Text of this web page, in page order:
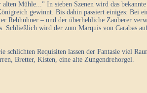
Mühle..." In sieben Szenen wird das
gewinnt. Bis dahin passiert einiges: Bei
Rebhühner – und der überhebliche Zauberer
Schließlich wird der zum Marquis von Carabas
Requisiten lassen der Fantasie viel
Bretter, Kisten, eine alte Zungendrehorgel.